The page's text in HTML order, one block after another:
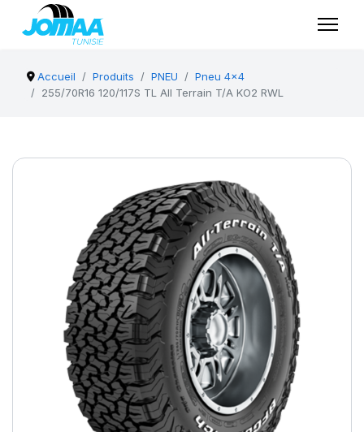
Accueil Produits PNEU
Pneu 4x4
255/70R16 120/117S TL All Terrain T/A KO2 RWL